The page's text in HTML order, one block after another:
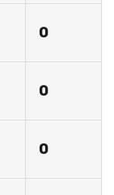
0
0
0